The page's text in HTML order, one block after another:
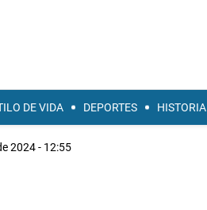
DE VIDA DEPORTES HISTORIA
2024 - 12:55